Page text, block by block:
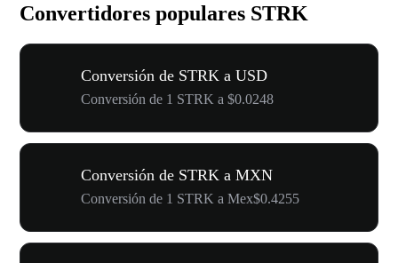
Convertidores populares STRK
Conversión de STRK a USD
Conversión de 1 STRK a $0.0248
Conversión de STRK a MXN
Conversión de 1 STRK a Mex$0.4255